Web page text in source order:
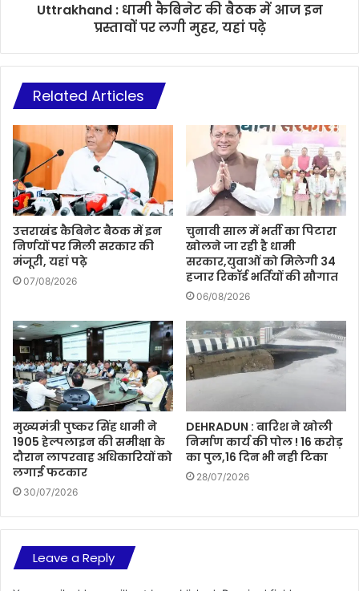
Uttrakhand : धामी कैबिनेट की बैठक में आज इन
प्रस्तावों पर लगी मुहर, यहां पढ़े
Related Articles
उत्तराखंड कैबिनेट बैठक में इन
निर्णयों पर मिली सरकार की
मंजूरी, यहां पढ़े
07/08/2026
चुनावी साल में भर्ती का पिटारा
खोलने जा रही है धामी
सरकार,युवाओं को मिलेगी 34
हजार रिकॉर्ड भर्तियों की सौगात
06/08/2026
मुख्यमंत्री पुष्कर सिंह धामी ने
1905 हेल्पलाइन की समीक्षा के
दौरान लापरवाह अधिकारियों को
लगाई फटकार
30/07/2026
DEHRADUN : बारिश ने खोली
निर्माण कार्य की पोल ! 16 करोड़
का पुल,16 दिन भी नही टिका
28/07/2026
Leave a Reply